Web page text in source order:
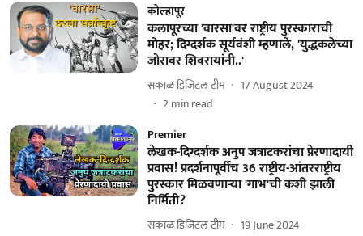
कोल्हापूर
कलापूरच्या 'वारसा'वर राष्ट्रीय पुरस्काराची
मोहर; दिग्दर्शक सूर्यवंशी म्हणाले, 'युद्धकलेच्या
जोरावर शिवरायांनी..'
सकाळ डिजिटल टीम
17 August 2024
2min read
Premier
लेखक-दिग्दर्शक अनुप जत्राटकरांचा प्रेरणादायी
प्रवास! प्रदर्शनापूर्वीच 36 राष्ट्रीय-आंतरराष्ट्रीय
पुरस्कार मिळवणाऱ्या 'गाभ'ची कशी झाली
निर्मिती?
सकाळ डिजिटल टीम
19 June 2024